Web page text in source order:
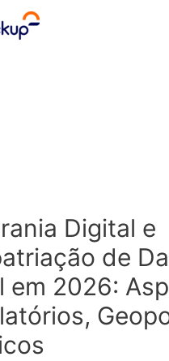
Digital e
de
em 2026: